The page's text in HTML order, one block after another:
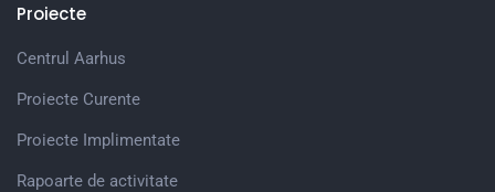
Proiecte
Centrul Aarhus
Proiecte Curente
Proiecte Implimentate
Rapoarte de activitate